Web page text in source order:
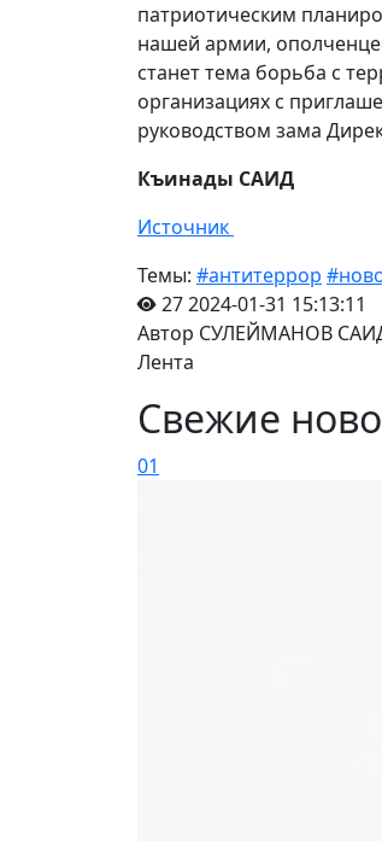
патриотическим
нашей армии,
станет тема борьба с
организациях с
руководством зама
Къинады САИД
Источник
Темы: #антитеррор
272024-01-31 15:13:11
Автор СУЛЕЙМАНОВ
Лента
Свежие
01